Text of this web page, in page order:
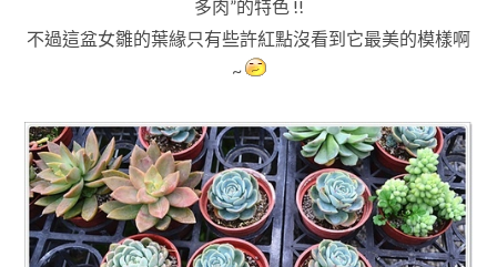
多肉”的特色 !!
不過這盆女雛的葉緣只有些許紅點沒看到它最美的模樣啊
~